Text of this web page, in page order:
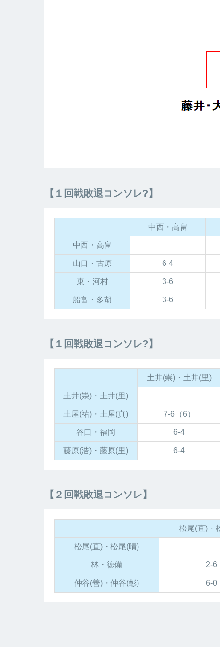
【１回戦敗退コンソレ?】
中西・高畠
中西・高畠
山口・古原 6-4
東・河村 3-6
船富・多胡 3-6
【１回戦敗退コンソレ?】
土井(崇)・土井(里)
土井(崇)・土井(里)
土屋(祐)・土屋(真) 7-6（6）
谷口・福岡 6-4
藤原(浩)・藤原(里) 6-4
【２回戦敗退コンソレ】
松尾(直)・
松尾(直)・松尾(晴)
林・徳備 2-6
仲谷(善)・仲谷(彰) 6-0